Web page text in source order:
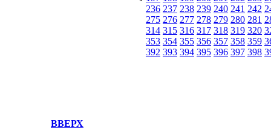
236 237 238 239 240 241 242
275 276 277 278 279 280 281
314 315 316 317 318 319 320
353 354 355 356 357 358 359
392 393 394 395 396 397 398
ВВЕРХ